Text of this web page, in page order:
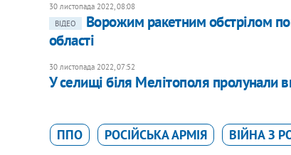
30 листопада 2022, 08:08
ВІДЕО
Ворожим ракетним обстрілом
області
30 листопада 2022, 07:52
У селищі біля Мелітополя пролунали
ППО РОСІЙСЬКА АРМІЯ ВІЙНА З